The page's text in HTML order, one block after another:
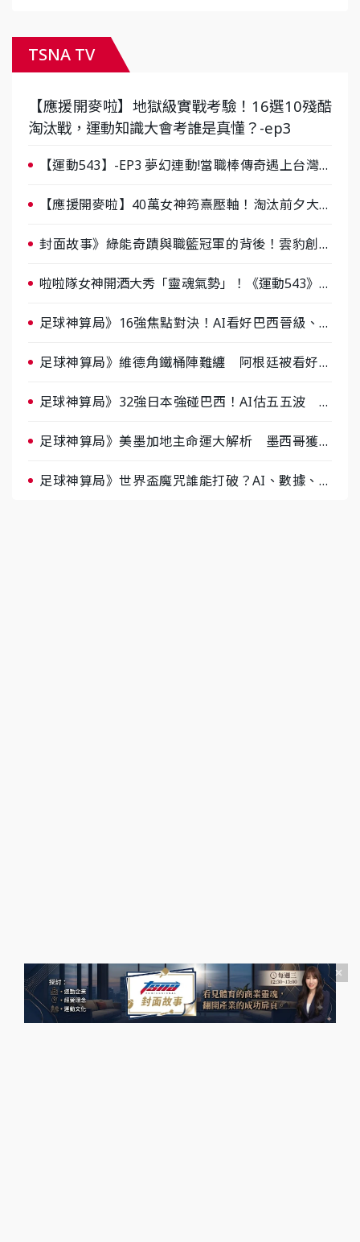
TSNA TV
【應援開麥啦】地獄級實戰考驗！16選10殘酷
淘汰戰，運動知識大會考誰是真懂？-ep3
【運動543】-EP3 夢幻連動!當職棒傳奇遇上台灣女
【應援開麥啦】40萬女神筠熹壓軸！淘汰前夕大混
封面故事》綠能奇蹟與職籃冠軍的背後！雲豹創辦
啦啦隊女神開酒大秀「靈魂氣勢」！《運動543》微
足球神算局》16強焦點對決！AI看好巴西晉級、數
足球神算局》維德角鐵桶陣難纏 阿根廷被看好下
足球神算局》32強日本強碰巴西！AI估五五波 牛
足球神算局》美墨加地主命運大解析 墨西哥獲數
足球神算局》世界盃魔咒誰能打破？AI、數據、塔